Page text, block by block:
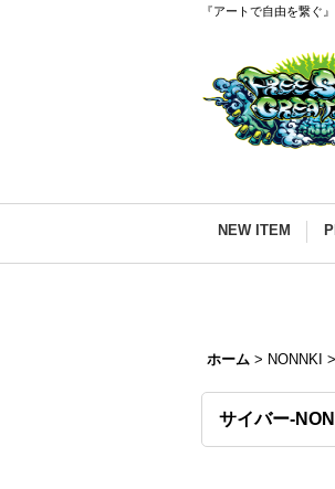
『アートで自由を繋ぐ
NEW ITEM
ホーム > NONNKI >
サイバー-